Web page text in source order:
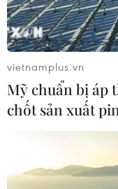
vietnamplus.vn
Mỹ chuẩn bị áp
chốt sản xuất